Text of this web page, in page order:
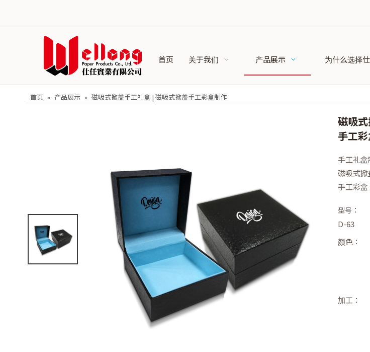
首页 关于我们 产品展示 为什么选择
首页 » 产品展示 » 磁吸式掀盖手工礼盒 | 磁吸式掀盖手工彩盒制作
磁吸
手工
手工礼盒
磁吸式掀
手工彩盒
型号：
D-63
颜色：
加工：